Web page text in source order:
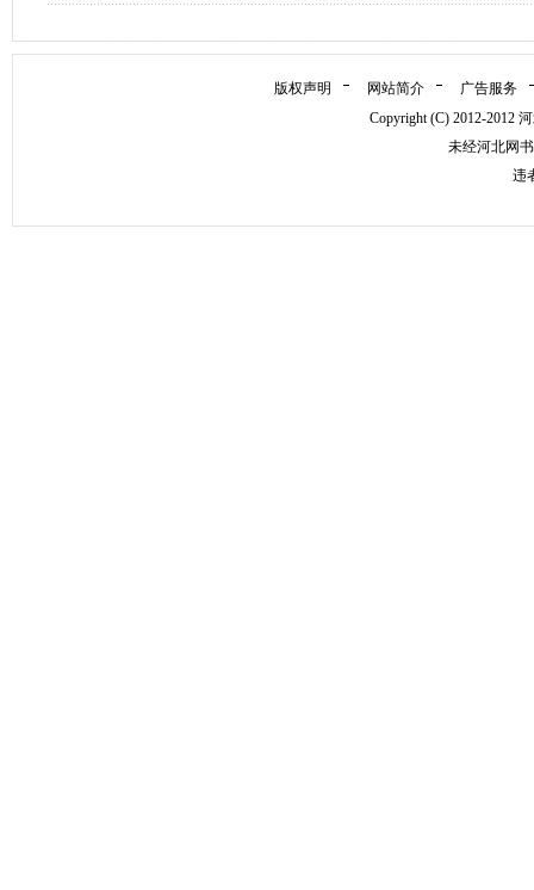
版权声明 网站简介
广告服务
Copyright (C) 2012-2012
未经河北网
违